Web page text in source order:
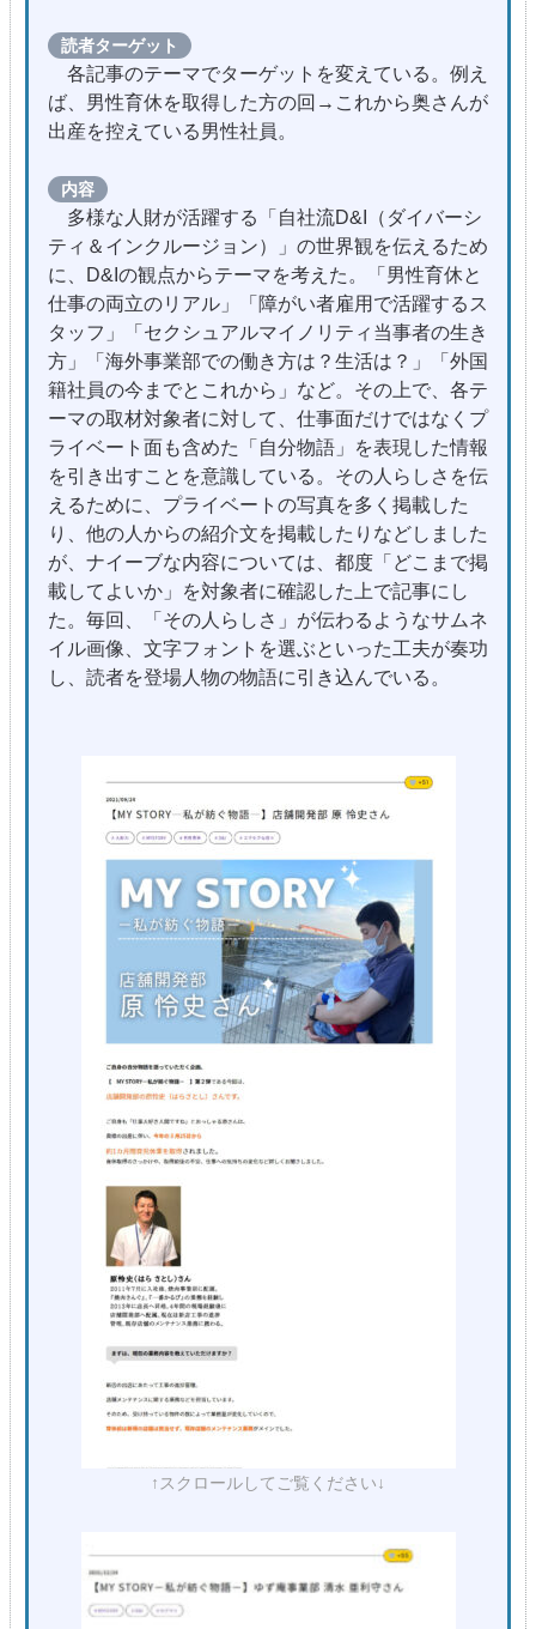
読者ターゲット
各記事のテーマでターゲットを変えている。例え
ば、男性育休を取得した方の回→これから奥さんが
出産を控えている男性社員。
内容
多様な人財が活躍する「自社流D&I（ダイバーシ
ティ＆インクルージョン）」の世界観を伝えるため
に、D&Iの観点からテーマを考えた。「男性育休と
仕事の両立のリアル」「障がい者雇用で活躍するス
タッフ」「セクシュアルマイノリティ当事者の生き
方」「海外事業部での働き方は？生活は？」「外国
籍社員の今までとこれから」など。その上で、各テ
ーマの取材対象者に対して、仕事面だけではなくプ
ライベート面も含めた「自分物語」を表現した情報
を引き出すことを意識している。その人らしさを伝
えるために、プライベートの写真を多く掲載した
り、他の人からの紹介文を掲載したりなどしました
が、ナイーブな内容については、都度「どこまで掲
載してよいか」を対象者に確認した上で記事にし
た。毎回、「その人らしさ」が伝わるようなサムネ
イル画像、文字フォントを選ぶといった工夫が奏功
し、読者を登場人物の物語に引き込んでいる。
↑スクロールしてご覧ください↓